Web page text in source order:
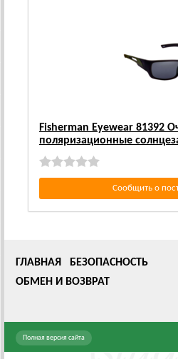
Fisherman Eyewear 81392
поляризационные
Сообщить о
ГЛАВНАЯ
БЕЗОПАСНОСТЬ
ОБМЕН И ВОЗВРАТ
Полная версия сайта